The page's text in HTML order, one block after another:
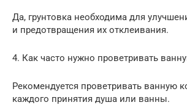
Да, грунтовка необходима для
и предотвращения их отклеивания.
4. Как часто нужно проветривать
Рекомендуется проветривать ванную
каждого принятия душа или ванны.